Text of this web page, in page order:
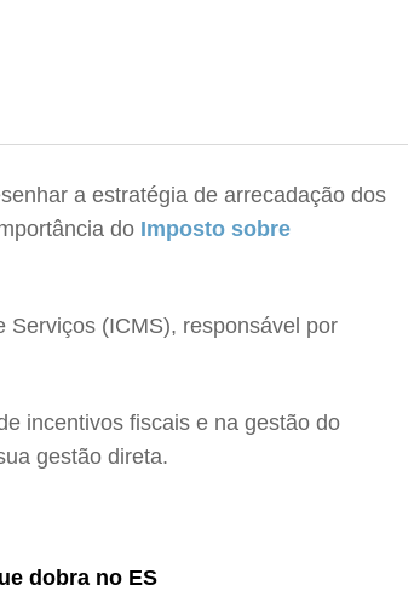
a estratégia de arrecadação dos
do Imposto sobre
Serviços (ICMS), responsável por
incentivos fiscais e na gestão do
gestão direta.
dobra no ES